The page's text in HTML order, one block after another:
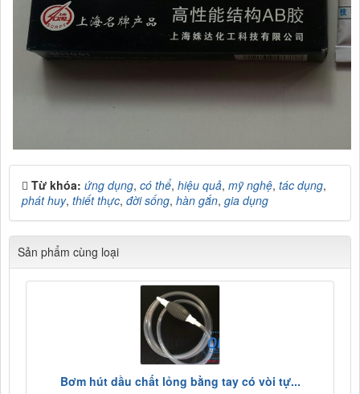
Từ khóa: ứng dụng, có thể, hiệu quả, mỹ nghệ, tác dụng,
phát huy, thiết thực, đời sống, hàn gắn, gia dụng
Sản phẩm cùng loại
Bơm hút dầu chất lỏng bằng tay có vòi tự...